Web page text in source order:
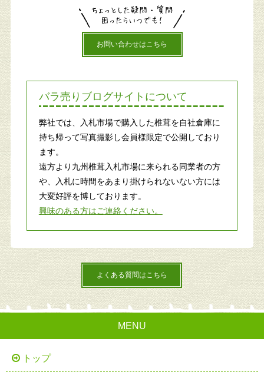
お問い合わせはこちら
バラ売りブログサイトについて
弊社では、入札市場で購入した椎茸を自社倉庫に
持ち帰って写真撮影し会員様限定で公開しており
ます。
遠方より九州椎茸入札市場に来られる同業者の方
や、入札に時間をあまり掛けられないない方には
大変好評を博しております。
興味のある方はご連絡ください。
よくある質問はこちら
MENU
トップ